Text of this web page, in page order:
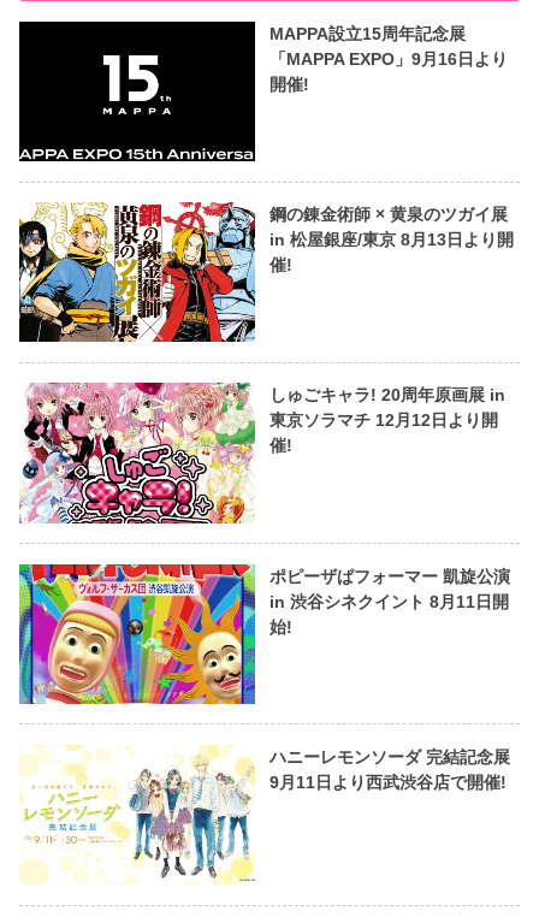
MAPPA設立15周年記念展
「MAPPA EXPO」9月16日より
開催!
鋼の錬金術師 × 黄泉のツガイ展
in 松屋銀座/東京 8月13日より開
催!
しゅごキャラ! 20周年原画展 in
東京ソラマチ 12月12日より開
催!
ポピーザぱフォーマー 凱旋公演
in 渋谷シネクイント 8月11日開
始!
ハニーレモンソーダ 完結記念展
9月11日より西武渋谷店で開催!